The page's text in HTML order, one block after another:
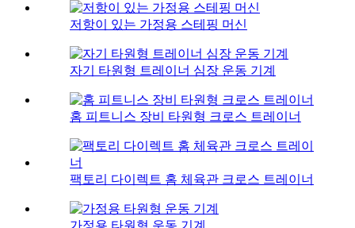
저항이 있는 가정용 스테핑 머신
자기 타원형 트레이너 심장 운동 기계
홈 피트니스 장비 타원형 크로스 트레이너
팩토리 다이렉트 홈 체육관 크로스 트레이너